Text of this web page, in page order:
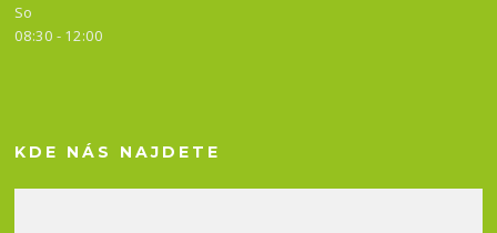
So
08:30 - 12:00
KDE NÁS NAJDETE